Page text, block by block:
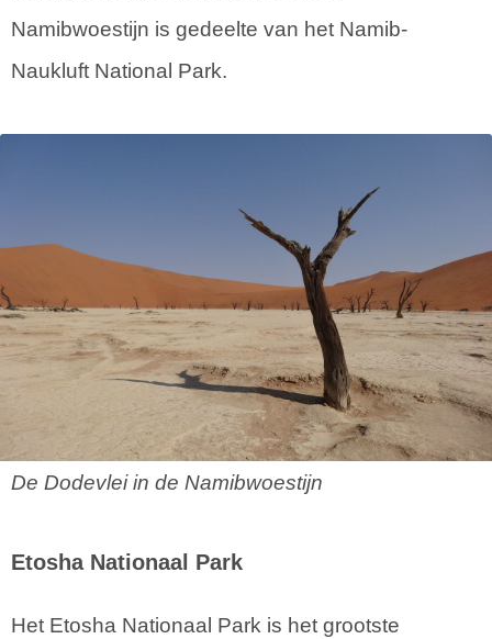
Namibwoestijn is gedeelte van het Namib-
Naukluft National Park.
De Dodevlei in de Namibwoestijn
Etosha Nationaal Park
Het Etosha Nationaal Park is het grootste